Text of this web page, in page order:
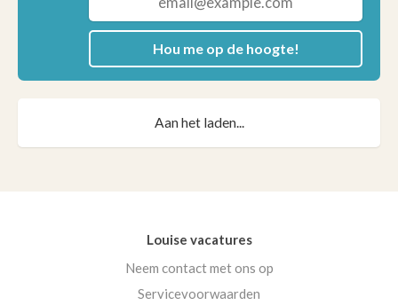
Hou me op de hoogte!
Aan het laden...
Louise vacatures
Neem contact met ons op
Servicevoorwaarden